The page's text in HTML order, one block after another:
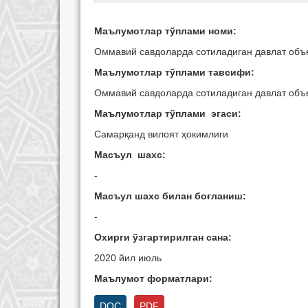
Маълумотлар тўплами номи:
Оммавий савдоларда сотиладиган давлат
Маълумотлар тўплами тавсифи:
Оммавий савдоларда сотиладиган давлат
Маълумотлар тўплами эгаси:
Самарқанд вилоят ҳокимлиги
Масъул шахс:
-
Масъул шахс билан боғланиш:
-
Охирги ўзгартирилган сана:
2020 йил июль
Маълумот форматлари: